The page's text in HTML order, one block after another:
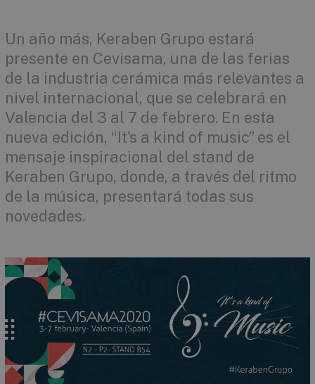
Un año más, Keraben Grupo estará
presente en Cevisama, una de las ferias
de la industria cerámica más relevantes a
nivel internacional, que se celebrará en
Valencia del 3 al 7 de febrero. En esta
nueva edición, “It's a kind of music” es el
mensaje inspiracional del stand de
Keraben Grupo, donde, a través del ritmo
de la música, presentará todas sus
novedades.